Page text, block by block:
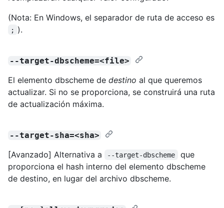
(Nota: En Windows, el separador de ruta de acceso es
; ).
--target-dbscheme=<file>
El elemento dbscheme de destino al que queremos
actualizar. Si no se proporciona, se construirá una ruta
de actualización máxima.
--target-sha=<sha>
[Avanzado] Alternativa a --target-dbscheme
que
proporciona el hash interno del elemento dbscheme
de destino, en lugar del archivo dbscheme.